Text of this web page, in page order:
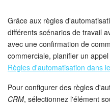
Actualités
Tâches et projets
Projets IA
Messenger
Grâce aux règles
différents scénarios de travail
avec une confirmation de
commerciale, planifier un
Règles d'automatisation dans
Pour configurer des règles
CRM, sélectionnez l'élément